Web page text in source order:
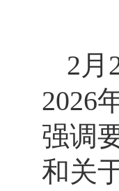
2月
2026
强调
和关